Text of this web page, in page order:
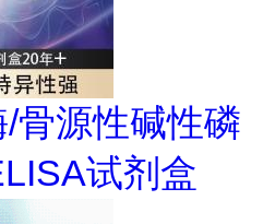
骨源性碱性磷
试剂盒